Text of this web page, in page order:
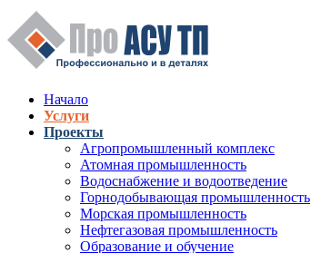
Перейти к основному содержанию
Верхнее меню
Начало
Услуги
Проекты
Агропромышленный комплекс
Атомная промышленность
Водоснабжение и водоотведение
Горнодобывающая промышленность
Морская промышленность
Нефтегазовая промышленность
Образование и обучение